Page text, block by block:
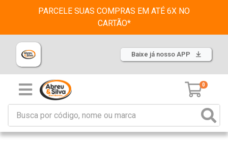
PARCELE SUAS COMPRAS EM ATÉ 6X NO
CARTÃO*
Baixe já nosso APP
0